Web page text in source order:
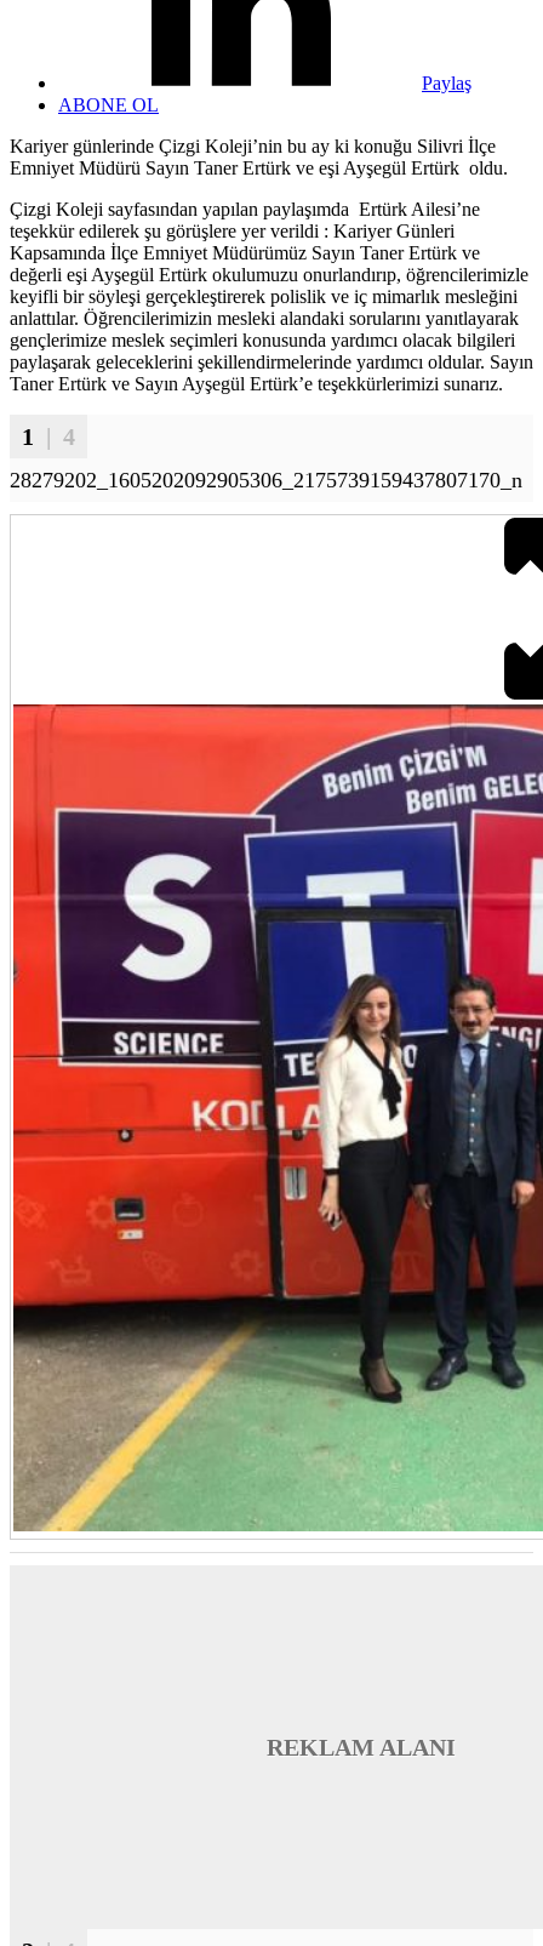
Paylaş
ABONE OL
Kariyer günlerinde Çizgi Koleji’nin bu ay ki konuğu Silivri İlçe
Emniyet Müdürü Sayın Taner Ertürk ve eşi Ayşegül Ertürk oldu.
Çizgi Koleji sayfasından yapılan paylaşımda Ertürk Ailesi’ne
teşekkür edilerek şu görüşlere yer verildi : Kariyer Günleri
Kapsamında İlçe Emniyet Müdürümüz Sayın Taner Ertürk ve
değerli eşi Ayşegül Ertürk okulumuzu onurlandırıp, öğrencilerimizle
keyifli bir söyleşi gerçekleştirerek polislik ve iç mimarlık mesleğini
anlattılar. Öğrencilerimizin mesleki alandaki sorularını yanıtlayarak
gençlerimize meslek seçimleri konusunda yardımcı olacak bilgileri
paylaşarak geleceklerini şekillendirmelerinde yardımcı oldular. Sayın
Taner Ertürk ve Sayın Ayşegül Ertürk’e teşekkürlerimizi sunarız.
1 | 4
28279202_1605202092905306_2175739159437807170_n
REKLAM ALANI